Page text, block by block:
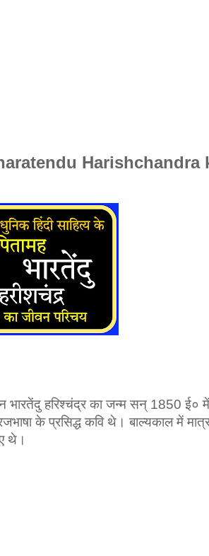
Harishchandra
भारतेंदु हरिश्चंद्र का जन्म सन् 1850 ई०
के प्रसिद्ध कवि थे। बाल्यकाल में
थे।